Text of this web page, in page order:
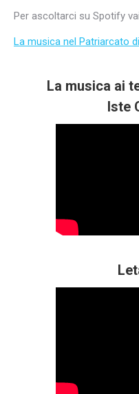
Per ascoltarci su Spotify
La musica nel Patriarcato
La musica ai
Iste